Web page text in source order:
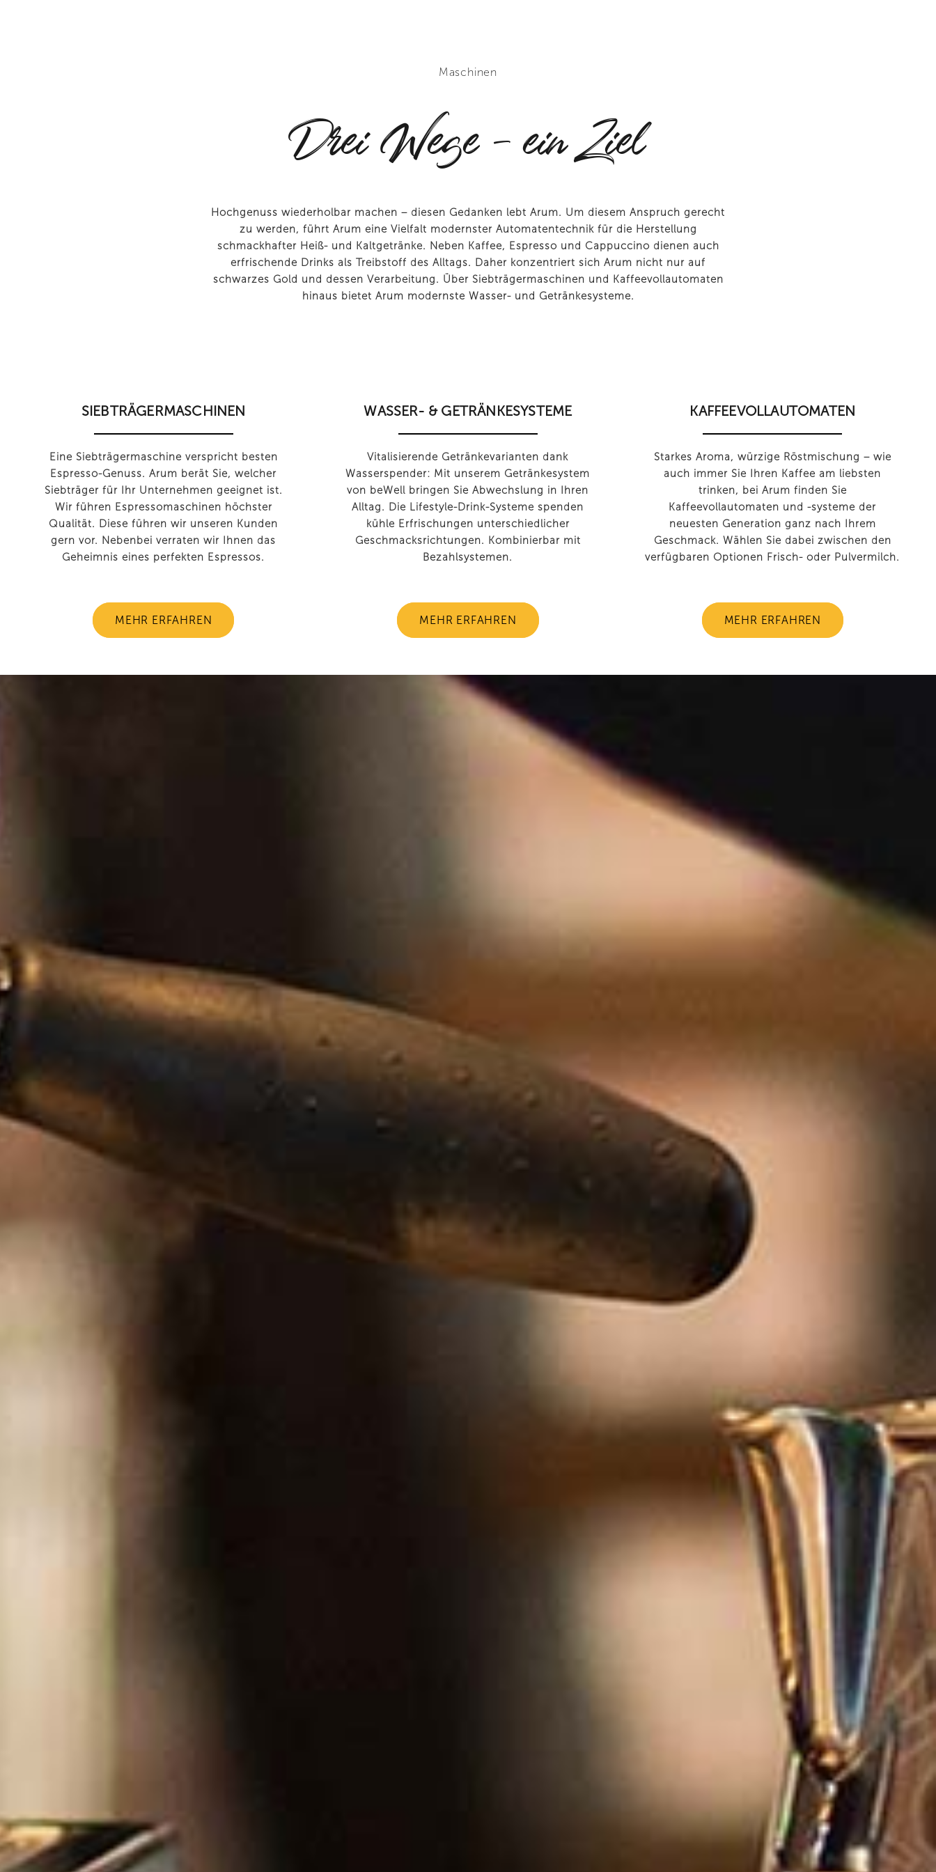
Maschinen
Drei Wege – ein Ziel
Hochgenuss wiederholbar machen – diesen Gedanken lebt Arum. Um diesem Anspruch gerecht
zu werden, führt Arum eine Vielfalt modernster Automatentechnik für die Herstellung
schmackhafter Heiß- und Kaltgetränke. Neben Kaffee, Espresso und Cappuccino dienen auch
erfrischende Drinks als Treibstoff des Alltags. Daher konzentriert sich Arum nicht nur auf
schwarzes Gold und dessen Verarbeitung. Über Siebträgermaschinen und Kaffeevollautomaten
hinaus bietet Arum modernste Wasser- und Getränkesysteme.
SIEBTRÄGERMASCHINEN
Eine Siebträgermaschine verspricht besten
Espresso-Genuss. Arum berät Sie, welcher
Siebträger für Ihr Unternehmen geeignet ist.
Wir führen Espressomaschinen höchster
Qualität. Diese führen wir unseren Kunden
gern vor. Nebenbei verraten wir Ihnen das
Geheimnis eines perfekten Espressos.
MEHR ERFAHREN
WASSER- & GETRÄNKESYSTEME
Vitalisierende Getränkevarianten dank
Wasserspender: Mit unserem Getränkesystem
von beWell bringen Sie Abwechslung in Ihren
Alltag. Die Lifestyle-Drink-Systeme spenden
kühle Erfrischungen unterschiedlicher
Geschmacksrichtungen. Kombinierbar mit
Bezahlsystemen.
MEHR ERFAHREN
KAFFEEVOLLAUTOMATEN
Starkes Aroma, würzige Röstmischung – wie
auch immer Sie Ihren Kaffee am liebsten
trinken, bei Arum finden Sie
Kaffeevollautomaten und -systeme der
neuesten Generation ganz nach Ihrem
Geschmack. Wählen Sie dabei zwischen den
verfügbaren Optionen Frisch- oder Pulvermilch.
MEHR ERFAHREN